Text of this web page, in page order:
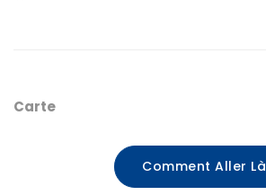
Carte
Comment Aller Là